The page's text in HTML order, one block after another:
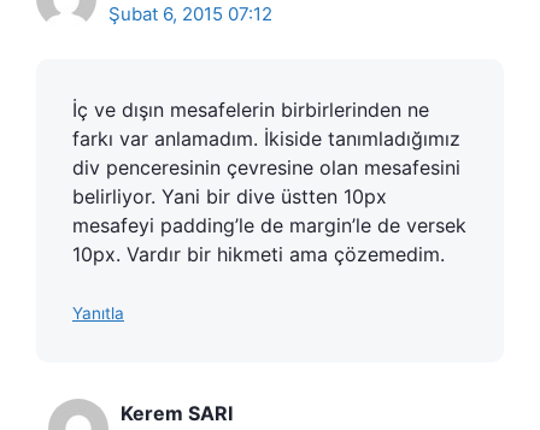
Şubat 6, 2015 07:12
İç ve dışın mesafelerin birbirlerinden ne
farkı var anlamadım. İkiside tanımladığımız
div penceresinin çevresine olan mesafesini
belirliyor. Yani bir dive üstten 10px
mesafeyi padding’le de margin’le de versek
10px. Vardır bir hikmeti ama çözemedim.
Yanıtla
Kerem SARI